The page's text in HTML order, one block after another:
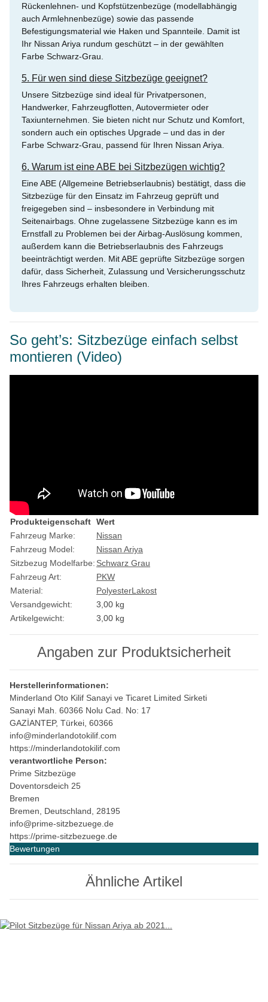
Rückenlehnen- und Kopfstützenbezüge (modellabhängig
auch Armlehnenbezüge) sowie das passende
Befestigungsmaterial wie Haken und Spannteile. Damit ist
Ihr Nissan Ariya rundum geschützt – in der gewählten
Farbe Schwarz-Grau.
5. Für wen sind diese Sitzbezüge geeignet?
Unsere Sitzbezüge sind ideal für Privatpersonen,
Handwerker, Fahrzeugflotten, Autovermieter oder
Taxiunternehmen. Sie bieten nicht nur Schutz und Komfort,
sondern auch ein optisches Upgrade – und das in der
Farbe Schwarz-Grau, passend für Ihren Nissan Ariya.
6. Warum ist eine ABE bei Sitzbezügen wichtig?
Eine ABE (Allgemeine Betriebserlaubnis) bestätigt, dass die
Sitzbezüge für den Einsatz im Fahrzeug geprüft und
freigegeben sind – insbesondere in Verbindung mit
Seitenairbags. Ohne zugelassene Sitzbezüge kann es im
Ernstfall zu Problemen bei der Airbag-Auslösung kommen,
außerdem kann die Betriebserlaubnis des Fahrzeugs
beeinträchtigt werden. Mit ABE geprüfte Sitzbezüge sorgen
dafür, dass Sicherheit, Zulassung und Versicherungsschutz
Ihres Fahrzeugs erhalten bleiben.
So geht’s: Sitzbezüge einfach selbst
montieren (Video)
Produkteigenschaft Wert
Fahrzeug Marke:
Nissan
Fahrzeug Model:
Nissan Ariya
Sitzbezug Modelfarbe: Schwarz Grau
Fahrzeug Art:
PKW
Material:
PolyesterLakost
Versandgewicht:
3,00 kg
Artikelgewicht:
3,00 kg
Angaben zur Produktsicherheit
Herstellerinformationen:
Minderland Oto Kilif Sanayi ve Ticaret Limited Sirketi
Sanayi Mah. 60366 Nolu Cad. No: 17
GAZİANTEP, Türkei, 60366
info@minderlandotokilif.com
https://minderlandotokilif.com
verantwortliche Person:
Prime Sitzbezüge
Doventorsdeich 25
Bremen
Bremen, Deutschland, 28195
info@prime-sitzbezuege.de
https://prime-sitzbezuege.de
Bewertungen
Ähnliche Artikel